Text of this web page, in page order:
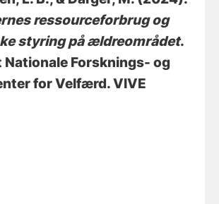
ressourceforbrug og
styring på ældreområdet.
Nationale Forsknings- og
for Velfærd. VIVE